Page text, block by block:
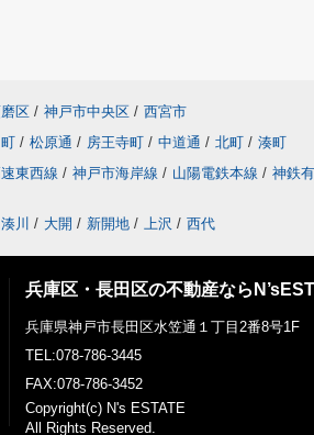
区 / 神戸市中央区 / 西宮市
/ 松原通 / 房王寺町 / 中道通 / 北町 / 湊町
東西線 / 神戸市海岸線 / 山陽電鉄本線 / 神鉄
湊川 / 大開 / 新開地 / 上沢 / 西代
兵庫区・長田区の不動産なら
兵庫県神戸市長田区水笠通１丁目2番8号1F
TEL:078-786-3445
FAX:078-786-3452
Copyright(c) N's ESTATE
All Rights Reserved.